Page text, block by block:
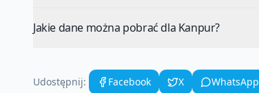
Jakie dane można pobrać dla Kanpur?
Udostępnij: Facebook X WhatsApp